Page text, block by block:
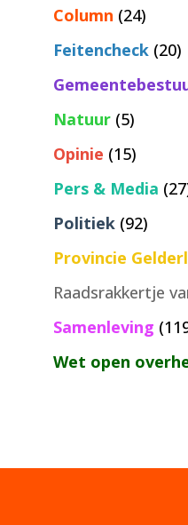
Column (24)
Feitencheck(20)
Natuur(5)
Opinie (15)
Pers & Media
Politiek(92)
Provincie
Raadsrakkertje
Samenleving
Wet open